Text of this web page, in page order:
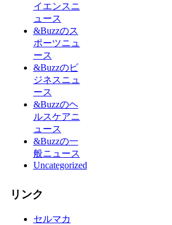
イエンスニ
ュース
&Buzzのス
ポーツニュ
ース
&Buzzのビ
ジネスニュ
ース
&Buzzのヘ
ルスケアニ
ュース
&Buzzの一
般ニュース
Uncategorized
リンク
セルマカ